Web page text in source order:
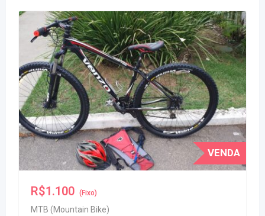
VENDA
R$1.100 (Fixo)
MTB (Mountain Bike)